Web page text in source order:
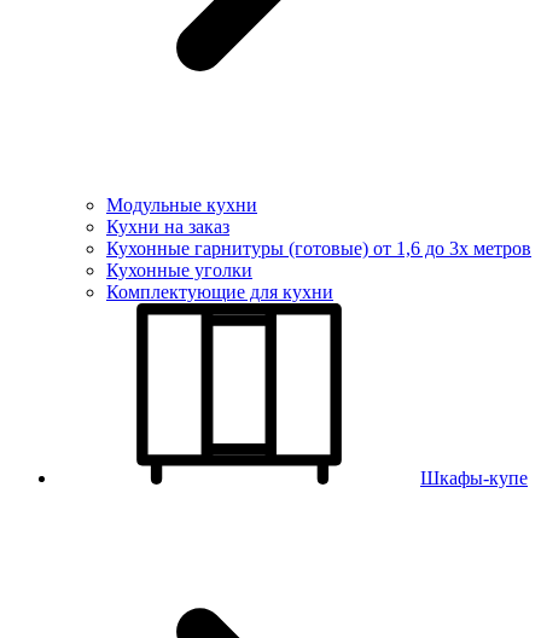
Модульные кухни
Кухни на заказ
Кухонные гарнитуры (готовые) от 1,6 до 3х метров
Кухонные уголки
Комплектующие для кухни
Шкафы-купе